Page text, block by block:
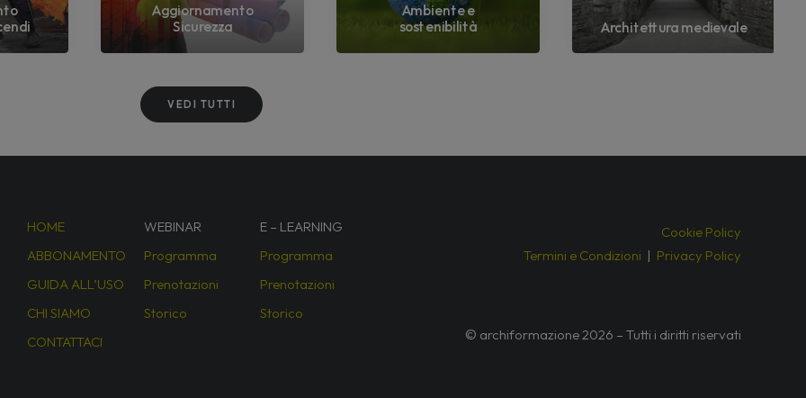
Aggiornamento
Sicurezza
Ambiente e
sostenibilità
Architettura medievale
VEDI TUTTI
HOME
ABBONAMENTO
GUIDA ALL’USO
CHI SIAMO
CONTATTACI
WEBINAR
Programma
Prenotazioni
Storico
E – LEARNING
Programma
Prenotazioni
Storico
Cookie Policy
Termini e Condizioni | Privacy Policy
© archiformazione 2026 – Tutti i diritti riservati